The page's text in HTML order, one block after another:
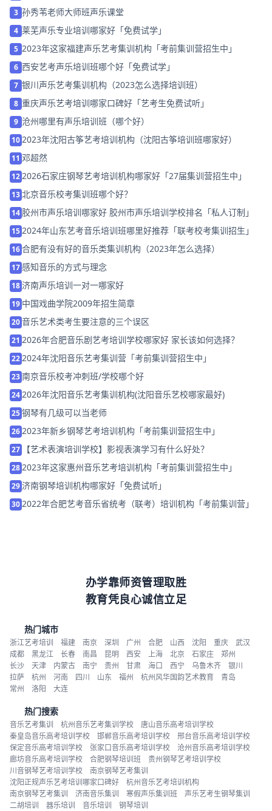
3 孙秀苇老师大师班声乐课堂
4 莱芜声乐专业培训哪家好「免费试学」
5 2023年这家福建声乐艺考集训机构「考前集训营招生中」
6 西安艺考声乐培训班哪个好「免费试学」
7 银川声乐艺考集训机构（2023怎么选择培训班）
8 重庆声乐艺考培训哪家口碑好「艺考生免费试听」
9 沧州哪里有声乐培训班（哪个好）
10 2023年沈阳古筝艺考培训机构（沈阳古筝培训班哪家好）
11 邓超然
12 2026石家庄钢琴艺考培训机构哪家好「27届集训营招生中」
13 北京音乐校考集训班哪个好？
14 胶州市声乐培训哪家好 胶州市声乐培训学校排名「私人订制」
15 2024年山东艺考音乐培训班哪里好推荐「联考校考集训招生」
16合肥有没有好的音乐类集训机构（2023年怎么选择）
17感知音乐的方式与理念
18 济南声乐培训一对一哪家好
19 中国戏曲学院2009年招生简章
20音乐艺术类考生要注意的三个误区
21 2026年合肥音乐剧艺考培训学校哪家好 家长该如何选择？
22 2024年沈阳音乐艺考集训营「考前集训营招生中」
23南京音乐校考冲刺班/学校哪个好
24 2026年沈阳音乐艺考集训机构(沈阳音乐艺校哪家最好)
25钢琴有几级可以当老师
26 2023年新乡钢琴艺考培训机构「考前集训营招生中」
27 【艺术表演培训学校】影视表演学习有什么好处？
28 2023年这家惠州音乐艺考培训机构「考前集训营招生中」
29 济南钢琴培训机构哪家好「免费试听」
30 2022年合肥艺考音乐省统考（联考）培训机构「考前集训营」
办学靠师资管理取胜
教育凭良心诚信立足
热门城市
浙江艺考培训 福建 南京 深圳 广州 合肥 山西 沈阳 重庆
武汉
成都
黑龙江 长春 南昌 昆明 西安 上海 北京 石家庄
郑州
长沙
天津 内蒙古 南宁 贵州 甘肃 海口 西宁 乌鲁木齐
银川
拉萨
杭州 河南 四川 山东 福州 杭州风华国韵艺术教育
青岛
常州
洛阳 大连
热门搜索
音乐艺考集训 杭州音乐艺考集训学校
唐山音乐高考培训学校
秦皇岛音乐高考培训学校
邯郸音乐高考培训学校
邢台音乐高考培训学校
保定音乐高考培训学校
张家口音乐高考培训学校
沧州音乐高考培训学校
廊坊音乐高考培训学校
合肥钢琴培训班
贵州钢琴艺考培训学校
川音钢琴艺考培训学校
南京钢琴艺考集训
沈阳正规声乐艺考培训哪家口碑好
杭州音乐艺考培训机构
南京钢琴艺考集训
济南音乐集训 寒假声乐集训班
声乐艺考生钢琴集训
二胡培训
器乐培训 音乐培训 钢琴培训